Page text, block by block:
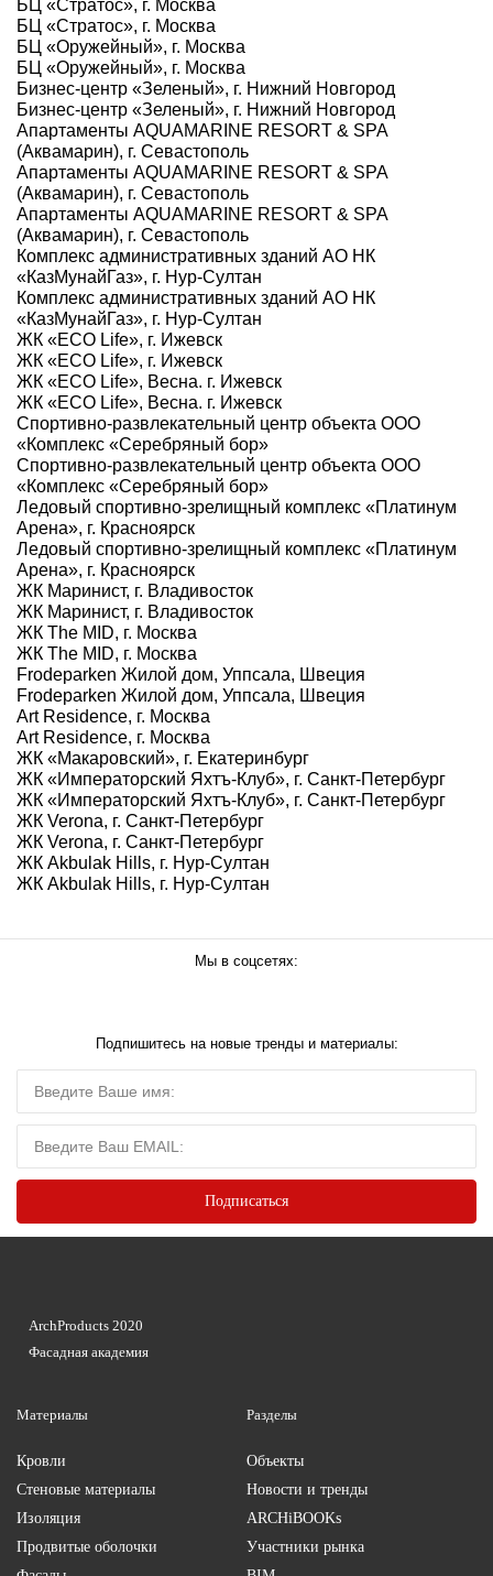
БЦ «Стратос», г. Москва
БЦ «Стратос», г. Москва
БЦ «Оружейный», г. Москва
БЦ «Оружейный», г. Москва
Бизнес-центр «Зеленый», г. Нижний Новгород
Бизнес-центр «Зеленый», г. Нижний Новгород
Апартаменты AQUAMARINE RESORT & SPA
(Аквамарин), г. Севастополь
Апартаменты AQUAMARINE RESORT & SPA
(Аквамарин), г. Севастополь
Апартаменты AQUAMARINE RESORT & SPA
(Аквамарин), г. Севастополь
Комплекс административных зданий АО НК
«КазМунайГаз», г. Нур-Султан
Комплекс административных зданий АО НК
«КазМунайГаз», г. Нур-Султан
ЖК «ECO Life», г. Ижевск
ЖК «ECO Life», г. Ижевск
ЖК «ECO Life», Весна. г. Ижевск
ЖК «ECO Life», Весна. г. Ижевск
Спортивно-развлекательный центр объекта ООО
«Комплекс «Серебряный бор»
Спортивно-развлекательный центр объекта ООО
«Комплекс «Серебряный бор»
Ледовый спортивно-зрелищный комплекс «Платинум
Арена», г. Красноярск
Ледовый спортивно-зрелищный комплекс «Платинум
Арена», г. Красноярск
ЖК Маринист, г. Владивосток
ЖК Маринист, г. Владивосток
ЖК The MID, г. Москва
ЖК The MID, г. Москва
Frodeparken Жилой дом, Уппсала, Швеция
Frodeparken Жилой дом, Уппсала, Швеция
Art Residence, г. Москва
Art Residence, г. Москва
ЖК «Макаровский», г. Екатеринбург
ЖК «Императорский Яхтъ-Клуб», г. Санкт-Петербург
ЖК «Императорский Яхтъ-Клуб», г. Санкт-Петербург
ЖК Verona, г. Санкт-Петербург
ЖК Verona, г. Санкт-Петербург
ЖК Akbulak Hills, г. Нур-Султан
ЖК Akbulak Hills, г. Нур-Султан
Мы в соцсетях:
Подпишитесь на новые тренды и материалы:
Материалы
Кровли
Стеновые материалы
Изоляция
Продвитые оболочки
Разделы
Объекты
Новости и тренды
ARCHiBOOKs
Участники рынка
ArchProducts 2020
Фасадная академия